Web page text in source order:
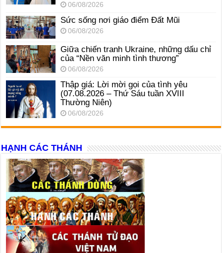
06/08/2026
Sức sống nơi giáo điểm Đất Mũi
06/08/2026
Giữa chiến tranh Ukraine, những dấu chỉ
của “Nền văn minh tình thương”
06/08/2026
Thập giá: Lời mời gọi của tình yêu
(07.08.2026 – Thứ Sáu tuần XVIII
Thường Niên)
06/08/2026
HẠNH CÁC THÁNH